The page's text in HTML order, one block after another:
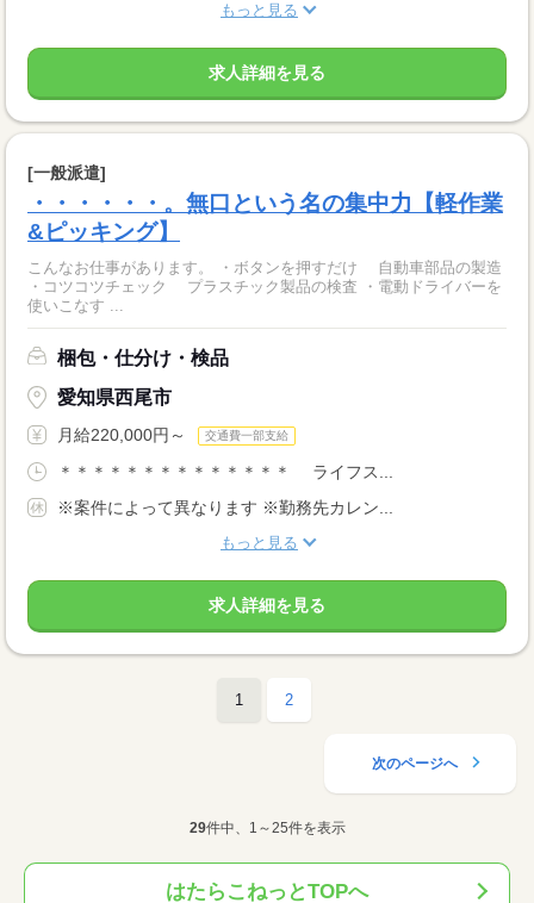
もっと見る
求人詳細を見る
[一般派遣]
・・・・・・。無口という名の集中力【軽作業
&ピッキング】
こんなお仕事があります。 ・ボタンを押すだけ 自動車部品の製造
・コツコツチェック プラスチック製品の検査 ・電動ドライバーを
使いこなす ...
梱包・仕分け・検品
愛知県西尾市
月給220,000円～ 交通費一部支給
＊＊＊＊＊＊＊＊＊＊＊＊＊＊ ライフス...
※案件によって異なります ※勤務先カレン...
もっと見る
求人詳細を見る
1 2
次のページへ
29件中、1～25件を表示
はたらこねっとTOPへ